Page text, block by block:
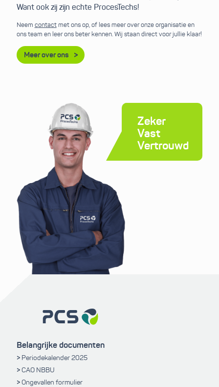
Want ook zij zijn echte ProcesTechs!
Neem contactmet ons op, of lees meer over onze organisatie en
ons team en leer ons beter kennen. Wij staan direct voor jullie klaar!
Meer over ons
Zeker
Vast
Vertrouwd
Belangrijke documenten
Periodekalender 2025
CAO NBBU
Ongevallen formulier